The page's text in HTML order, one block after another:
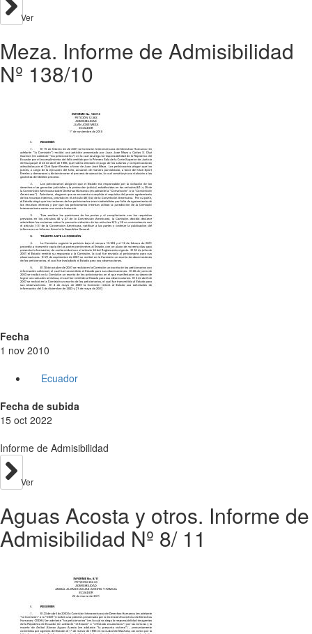
Ver
Meza. Informe de Admisibilidad
Nº 138/10
Fecha
1 nov 2010
Ecuador
Fecha de subida
15 oct 2022
Informe de Admisibilidad
Ver
Aguas Acosta y otros. Informe de
Admisibilidad Nº 8/ 11